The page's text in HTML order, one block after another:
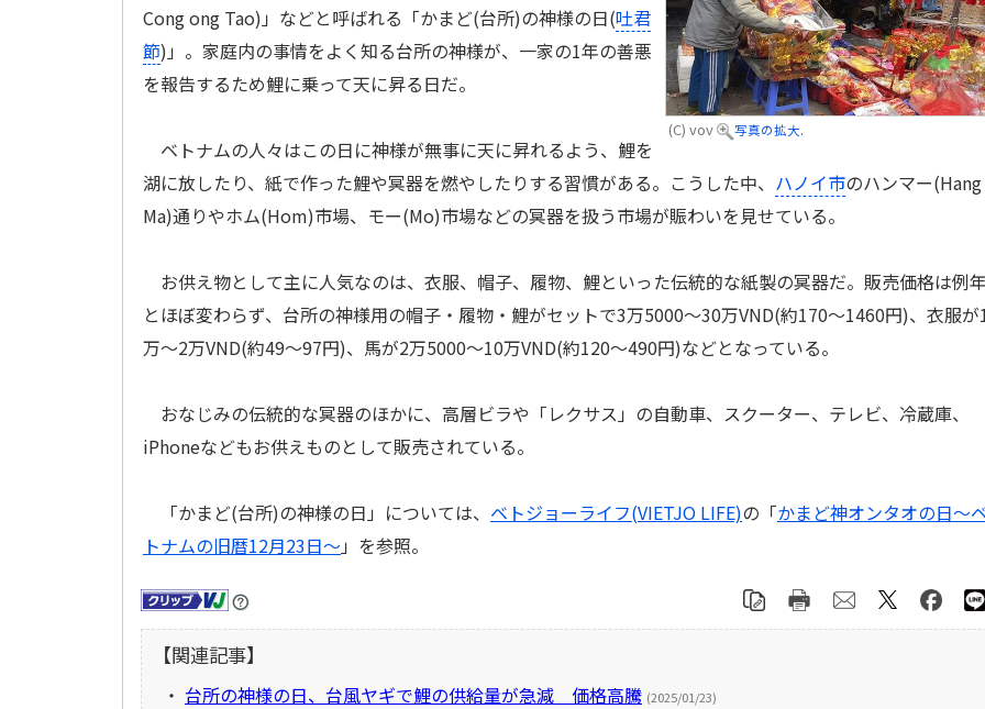
(C) vov 写真の拡大.
Cong ong Tao)」などと呼ばれる「かまど(台所)の神様の日(吐君
節)」。家庭内の事情をよく知る台所の神様が、一家の1年の善悪
を報告するため鯉に乗って天に昇る日だ。
ベトナムの人々はこの日に神様が無事に天に昇れるよう、鯉を
湖に放したり、紙で作った鯉や冥器を燃やしたりする習慣がある。こうした中、 ハノイ市のハンマー(Hang
Ma)通りやホム(Hom)市場、モー(Mo)市場などの冥器を扱う市場が賑わいを見せている。
お供え物として主に人気なのは、衣服、帽子、履物、鯉といった伝統的な紙製の冥器だ。販売価格は例
とほぼ変わらず、台所の神様用の帽子・履物・鯉がセットで3万5000～30万VND(約170～1460円)、衣服が
万～2万VND(約49～97円)、馬が2万5000～10万VND(約120～490円)などとなっている。
おなじみの伝統的な冥器のほかに、高層ビラや「レクサス」の自動車、スクーター、テレビ、冷蔵庫、
iPhoneなどもお供えものとして販売されている。
「かまど(台所)の神様の日」については、 ベトジョーライフ(VIETJO LIFE)の「かまど神オンタオの日～
トナムの旧暦12月23日～」を参照。
【関連記事】
・ 台所の神様の日、台風ヤギで鯉の供給量が急減 価格高騰 (2025/01/23)